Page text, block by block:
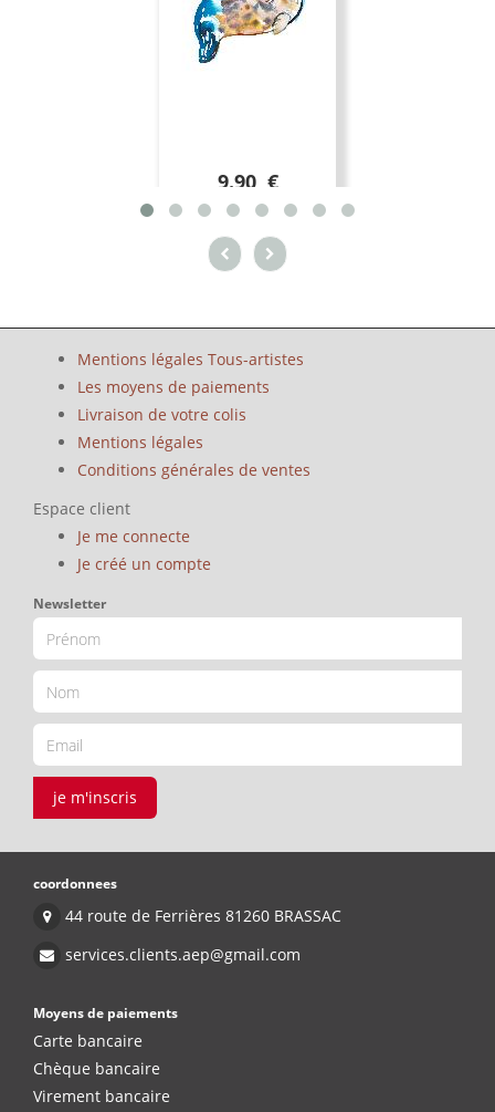
9.90 €
Mentions légales Tous-artistes
Les moyens de paiements
Livraison de votre colis
Mentions légales
Conditions générales de ventes
Espace client
Je me connecte
Je créé un compte
Newsletter
je m'inscris
coordonnees
44 route de Ferrières 81260 BRASSAC
services.clients.aep@gmail.com
Moyens de paiements
Carte bancaire
Chèque bancaire
Virement bancaire